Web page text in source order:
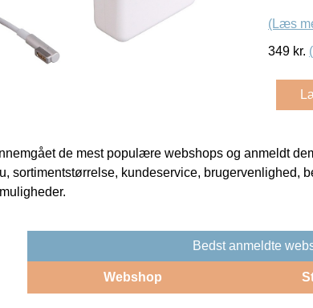
(Læs
349 kr.
de mest populære webshops og anmeldt
sortimentstørrelse, kundeservice, brugervenlighed,
Bedst anmeldte
Webshop